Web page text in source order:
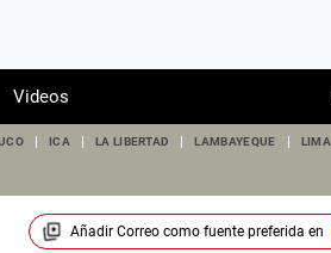
Videos
ICA LA LIBERTAD LAMBAYEQUE LIMA
Añadir Correocomo fuente preferida en